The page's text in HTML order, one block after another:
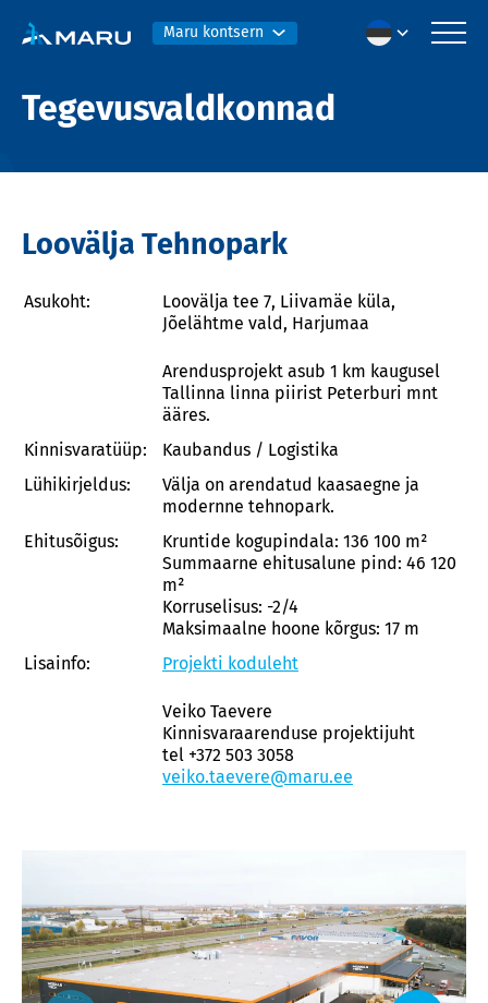
Maru kontsern
Tegevusvaldkonnad
Loovälja Tehnopark
Asukoht:
Loovälja tee 7, Liivamäe küla,
Jõelähtme vald, Harjumaa
Arendusprojekt asub 1 km kaugusel
Tallinna linna piirist Peterburi mnt
ääres.
Kinnisvaratüüp:
Kaubandus / Logistika
Lühikirjeldus:
Välja on arendatud kaasaegne ja
modernne tehnopark.
Ehitusõigus:
Kruntide kogupindala: 136 100 m²
Summaarne ehitusalune pind: 46 120
m²
Korruselisus: -2/4
Maksimaalne hoone kõrgus: 17 m
Lisainfo:
Projekti koduleht
Veiko Taevere
Kinnisvaraarenduse projektijuht
tel +372 503 3058
veiko.taevere@maru.ee